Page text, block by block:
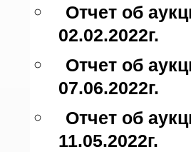
Отчет об
02.02.2022г.
Отчет об
07.06.2022г.
Отчет об
11.05.2022г.